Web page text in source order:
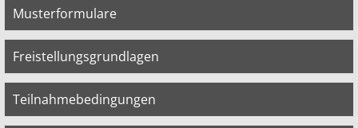
Musterformulare
Freistellungsgrundlagen
Teilnahmebedingungen